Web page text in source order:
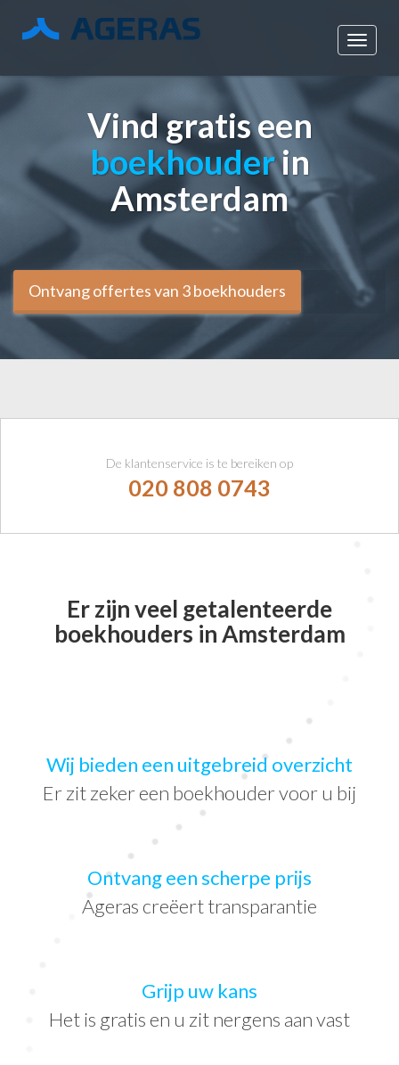
Menu
Vind gratis een
boekhouderin
Amsterdam
Ontvang offertes van 3 boekhouders
De klantenservice is te bereiken op
020 808 0743
Er zijn veel getalenteerde
boekhouders in Amsterdam
Wij bieden een uitgebreid overzicht
Er zit zeker een boekhouder voor u bij
Ontvang een scherpe prijs
Ageras creëert transparantie
Grijp uw kans
Het is gratis en u zit nergens aan vast